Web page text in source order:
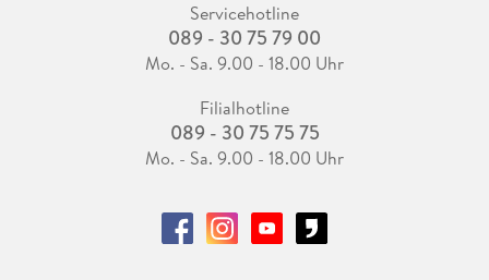
Servicehotline
089 - 30 75 79 00
Mo. - Sa. 9.00 - 18.00 Uhr
Filialhotline
089 - 30 75 75 75
Mo. - Sa. 9.00 - 18.00 Uhr